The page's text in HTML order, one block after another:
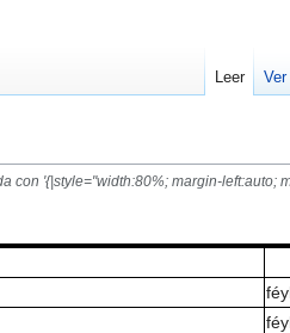
con '{|style="width:80%; margin-left:auto;
Leer